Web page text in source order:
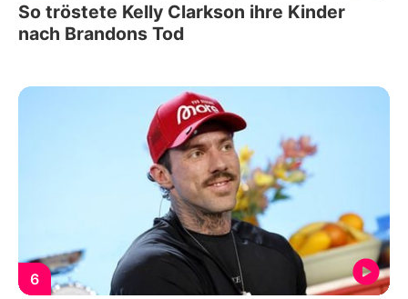
So tröstete Kelly Clarkson ihre Kinder
nach Brandons Tod
6